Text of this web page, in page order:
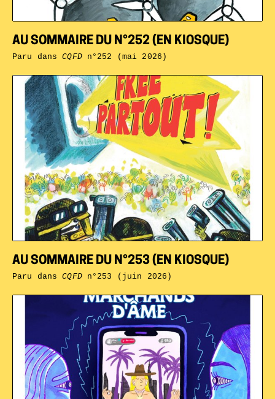
AU SOMMAIRE DU N°253 (EN KIOSQUE)
Paru dansCQFDn°253 (juin 2026)
AU SOMMAIRE DU N°252 (EN KIOSQUE)
Paru dansCQFDn°252 (mai 2026)